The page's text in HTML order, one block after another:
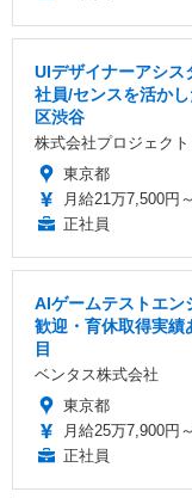
UIデザイナーアシス
社員/センスを活か
区渋谷
株式会社プロジェク
東京都
月給21万7,500円
正社員
AIゲームテストエン
歓迎・育休取得実績
目
ベンタス株式会社
東京都
月給25万7,900円
正社員